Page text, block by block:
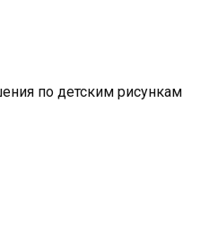
по детским рисункам